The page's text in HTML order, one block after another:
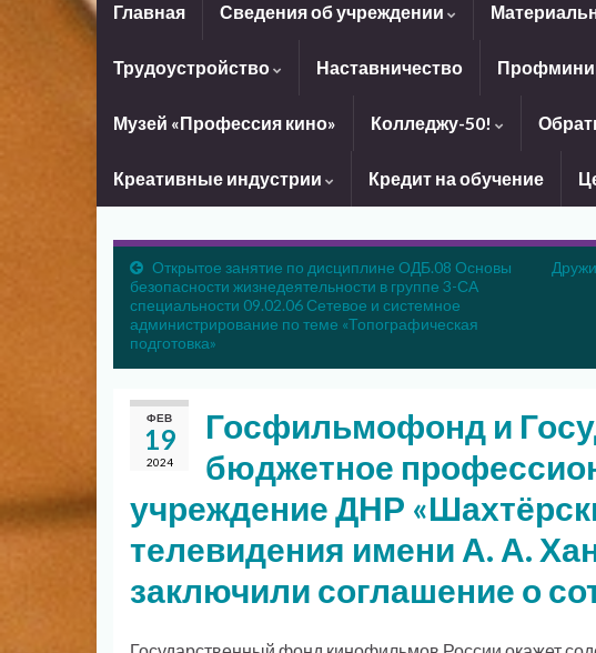
Главная Сведения об учреждении
Трудоустройство Наставничество
Музей «Профессия кино» Колледжу-50!
Креативные индустрии Кредит на обучение
Открытое занятие по дисциплине ОДБ.08 Основы
безопасности жизнедеятельности в группе 3-СА
специальности 09.02.06 Сетевое и системное
администрирование по теме «Топографическая
подготовка»
ФЕВ
19
2024
Госфильмофонд и
бюджетное
учреждение ДНР
телевидения имени А. А.
заключили соглашение о